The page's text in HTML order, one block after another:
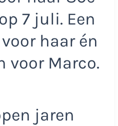
7 juli. Een
haar én
voor Marco.
jaren